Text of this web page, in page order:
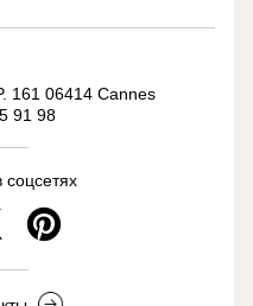
161 06414 Cannes
91 98
соцсетях